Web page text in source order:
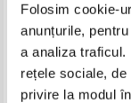
Folosim cookie-
anunțurile,
a analiza traficul.
rețele sociale,
privire la modul
Oxford. Elementary
dictionary
Pret:20,00Lei
Adaugă în coș